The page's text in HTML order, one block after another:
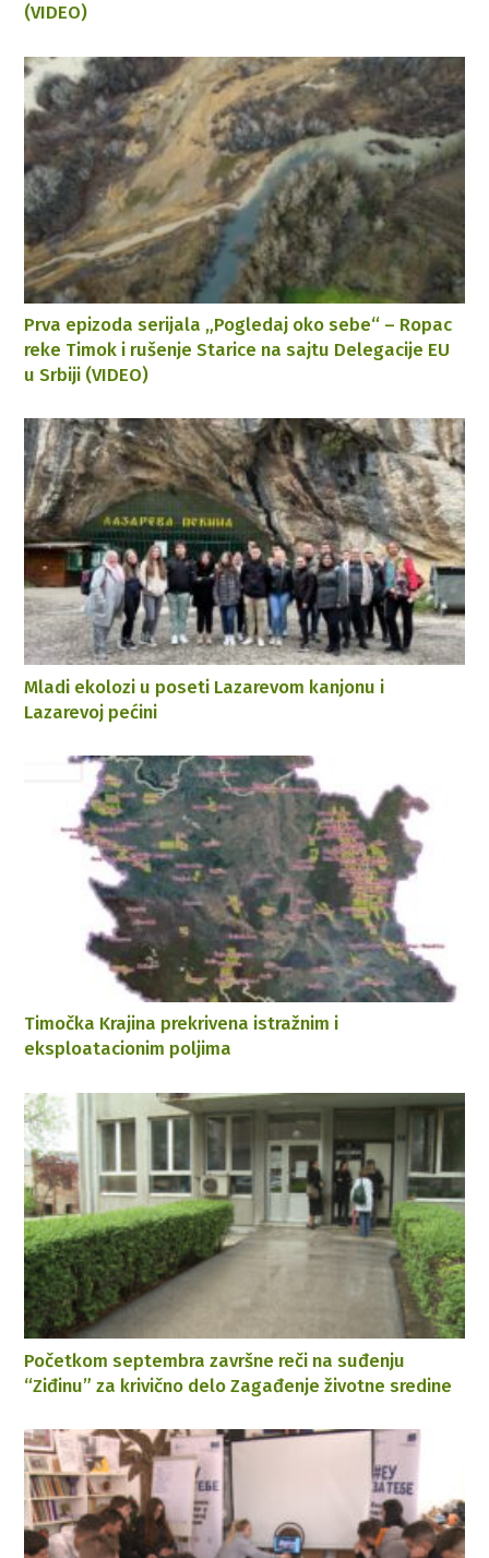
(VIDEO)
Prva epizoda serijala „Pogledaj oko sebe“ – Ropac
reke Timok i rušenje Starice na sajtu Delegacije EU
u Srbiji (VIDEO)
Mladi ekolozi u poseti Lazarevom kanjonu i
Lazarevoj pećini
Timočka Krajina prekrivena istražnim i
eksploatacionim poljima
Početkom septembra završne reči na suđenju
“Ziđinu” za krivično delo Zagađenje životne sredine